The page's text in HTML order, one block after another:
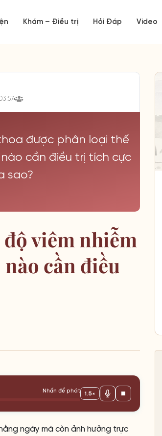
Khám – Điều trị Hỏi Đáp Video
được phân loại thế
cần điều trị tích cực
sao?
viêm nhiễm
cần điều
Nhấn để phát 1.5×
ngày mà còn ảnh hưởng trực